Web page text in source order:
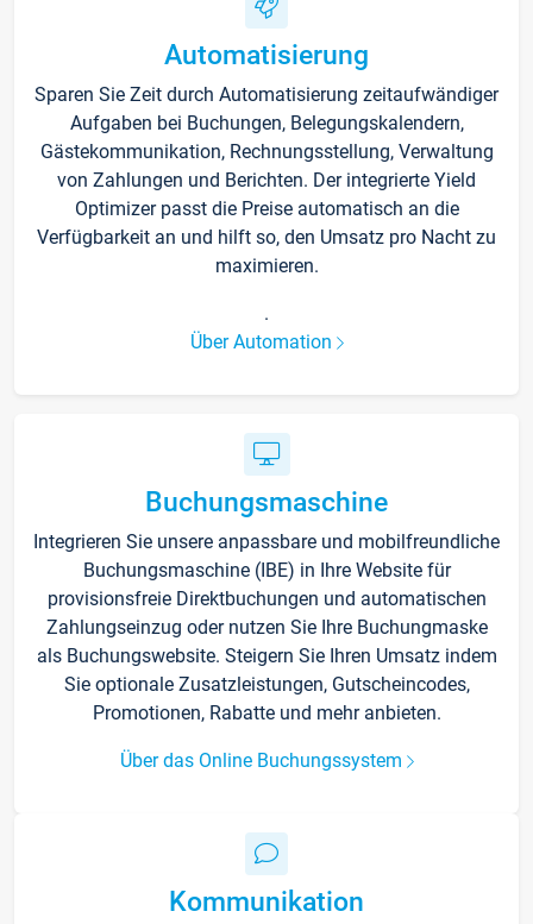
Automatisierung
Sparen Sie Zeit durch Automatisierung zeitaufwändiger
Aufgaben bei Buchungen, Belegungskalendern,
Gästekommunikation, Rechnungsstellung, Verwaltung
von Zahlungen und Berichten. Der integrierte Yield
Optimizer passt die Preise automatisch an die
Verfügbarkeit an und hilft so, den Umsatz pro Nacht zu
maximieren.
.
Über Automation
Buchungsmaschine
Integrieren Sie unsere anpassbare und mobilfreundliche
Buchungsmaschine (IBE) in Ihre Website für
provisionsfreie Direktbuchungen und automatischen
Zahlungseinzug oder nutzen Sie Ihre Buchungmaske
als Buchungswebsite. Steigern Sie Ihren Umsatz indem
Sie optionale Zusatzleistungen, Gutscheincodes,
Promotionen, Rabatte und mehr anbieten.
Über das Online Buchungssystem
Kommunikation